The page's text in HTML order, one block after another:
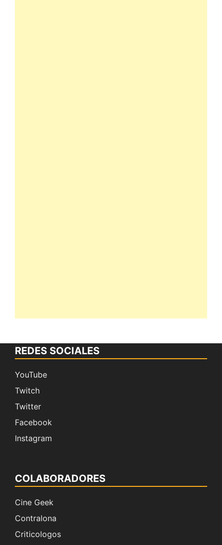
REDES SOCIALES
YouTube
Twitch
Twitter
Facebook
Instagram
COLABORADORES
Cine Geek
Contralona
Criticologos